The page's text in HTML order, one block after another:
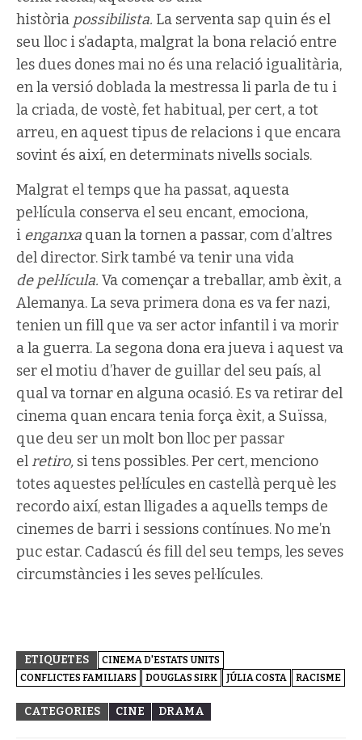
història possibilista. La serventa sap quin és el
seu lloc i s’adapta, malgrat la bona relació entre
les dues dones mai no és una relació igualitària,
en la versió doblada la mestressa li parla de tu i
la criada, de vostè, fet habitual, per cert, a tot
arreu, en aquest tipus de relacions i que encara
sovint és així, en determinats nivells socials.
Malgrat el temps que ha passat, aquesta
pel·lícula conserva el seu encant, emociona,
i enganxa quan la tornen a passar, com d’altres
del director. Sirk també va tenir una vida
de pel·lícula. Va començar a treballar, amb èxit, a
Alemanya. La seva primera dona es va fer nazi,
tenien un fill que va ser actor infantil i va morir
a la guerra. La segona dona era jueva i aquest va
ser el motiu d’haver de guillar del seu país, al
qual va tornar en alguna ocasió. Es va retirar del
cinema quan encara tenia força èxit, a Suïssa,
que deu ser un molt bon lloc per passar
elretiro, si tens possibles. Per cert, menciono
totes aquestes pel·lícules en castellà perquè les
recordo així, estan lligades a aquells temps de
cinemes de barri i sessions contínues. No me’n
puc estar. Cadascú és fill del seu temps, les seves
circumstàncies i les seves pel·lícules.
ETIQUETES
CINEMA D'ESTATS UNITS
CONFLICTES FAMILIARS
DOUGLAS SIRK JÚLIA COSTA RACISME
CATEGORIES CINE DRAMA